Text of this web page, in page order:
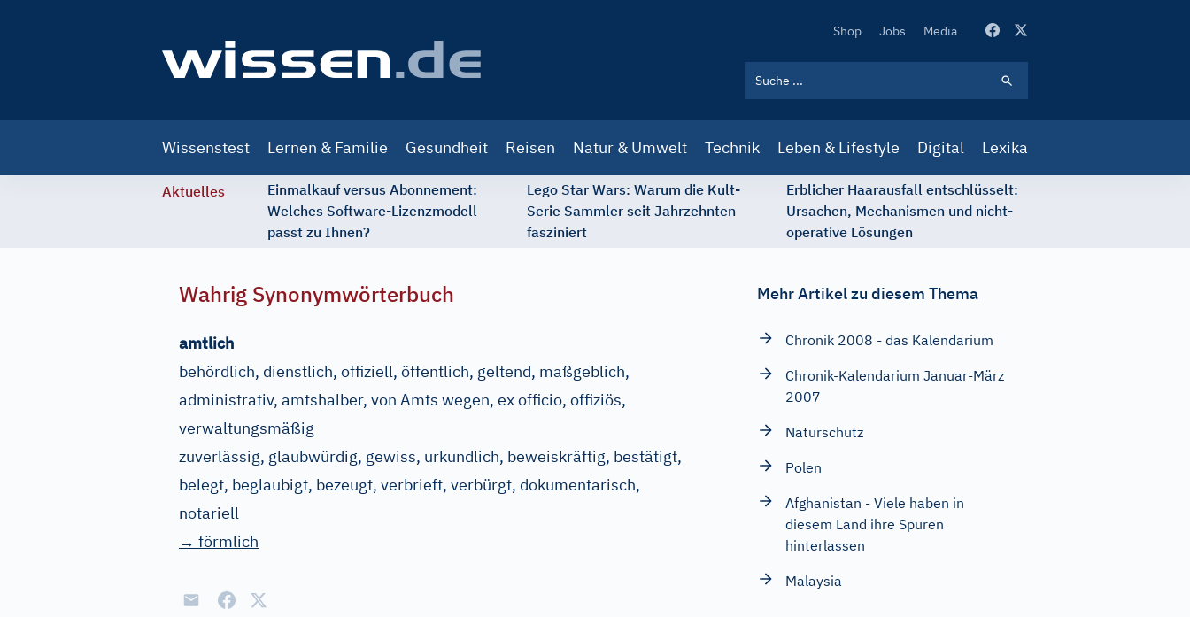
Secondary
Shop Jobs Media
navigation
Wissenstest Lernen & Familie Gesundheit Reisen Natur & Umwelt Technik Leben & Lifestyle Digital Lexika
Aktuelles
Einmalkauf versus Abonnement:
Welches Software-Lizenzmodell
passt zu Ihnen?
Lego Star Wars: Warum die Kult-
Serie Sammler seit Jahrzehnten
fasziniert
Erblicher Haarausfall entschlüsselt:
Ursachen, Mechanismen und nicht-
operative Lösungen
Wahrig Synonymwörterbuch
amtlich
behördlich, dienstlich, offiziell, öffentlich, geltend, maßgeblich,
administrativ, amtshalber, von Amts wegen, ex officio, offiziös,
verwaltungsmäßig
zuverlässig, glaubwürdig, gewiss, urkundlich, beweiskräftig, bestätigt,
belegt, beglaubigt, bezeugt, verbrieft, verbürgt, dokumentarisch,
notariell
→ förmlich
Mehr Artikel zu diesem Thema
Chronik 2008 - das Kalendarium
Chronik-Kalendarium Januar-März
2007
Naturschutz
Polen
Afghanistan - Viele haben in
diesem Land ihre Spuren
hinterlassen
Malaysia